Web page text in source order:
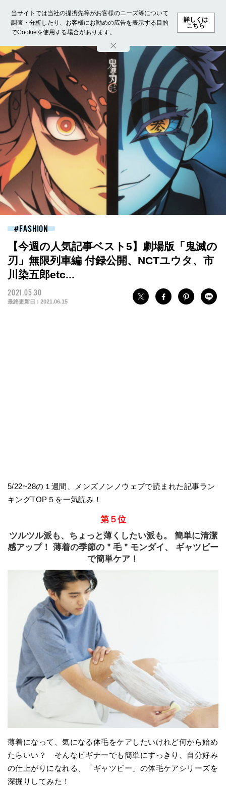
当サイトでは当社の提携先等がお客様のニーズ等について
調査・分析したり、お客様にお勧めの広告を表示する目的
でCookieを使用する場合があります。
詳しくは
こちら
ホーム モデル募集 ランキング ファッション ビューテ
FASHION
【今週の人気記事ベスト5】劇場版「鬼滅の
刃」無限列車編 付録公開、NCTユウタ、市
川染五郎etc...
2021.05.30
最終更新日 : 2021.06.15
5/22~28の１週間、メンズノンノウェブで読まれた記事ラン
キングTOP５を一気読み！
第５位
ツルツル派も、ちょっと薄くしたい派も。 簡単に清潔
感アップ！ 薄着の季節の＂毛＂モンダイ、 ギャツビー
で簡単ケア！
薄着になって、気になる体毛をケアしたいけれど何から始め
たらいい？ そんなビギナーでも簡単にすっきり、自分好み
の仕上がりになれる、「ギャツビー」の体毛ケアシリーズを
深掘りしてみた！